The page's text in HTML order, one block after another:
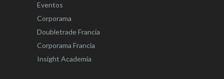
Eventos
Corporama
Doubletrade Francia
Corporama Francia
Insight Academia